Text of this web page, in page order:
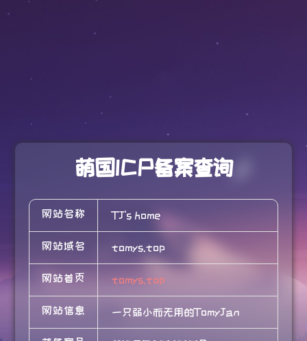
萌国ICP备案查询
网站名称 TJ's home
网站域名 tomys.top
网站首页 tomys.top
网站信息 一只弱小而无用的TomyJan